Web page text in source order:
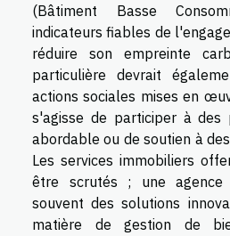
(Bâtiment Basse
indicateurs fiables de
réduire son empreinte
particulière devrait
actions sociales mises en
s'agisse de participer à des
abordable ou de soutien à
Les services immobiliers
être scrutés ; une agence
souvent des solutions
matière de gestion de